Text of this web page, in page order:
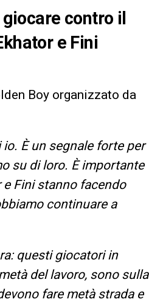
contro il
e Fini
Boy organizzato da
È un segnale forte per
su di loro. È importante
e Fini stanno facendo
continuare a
questi giocatori in
del lavoro, sono sulla
fare metà strada e